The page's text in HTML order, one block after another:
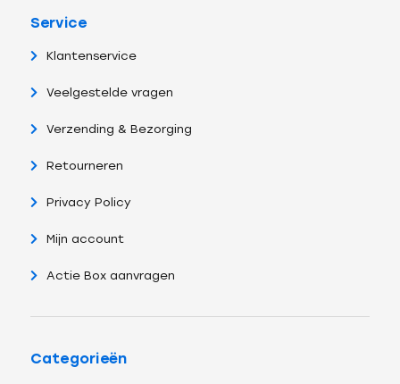
Service
Klantenservice
Veelgestelde vragen
Verzending & Bezorging
Retourneren
Privacy Policy
Mijn account
Actie Box aanvragen
Categorieën